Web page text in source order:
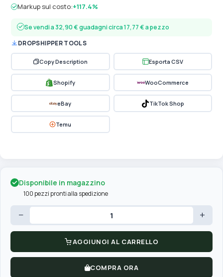
Markup sul costo:+117.4%
Se vendi a 32,90 € guadagni circa 17,77 € a pezzo
DROPSHIPPER TOOLS
Copy Description Esporta CSV
Shopify WooCommerce
eBay TikTok Shop
Temu
Disponibile in magazzino
100 pezzi pronti alla spedizione
− +
AGGIUNGI AL CARRELLO
COMPRA ORA